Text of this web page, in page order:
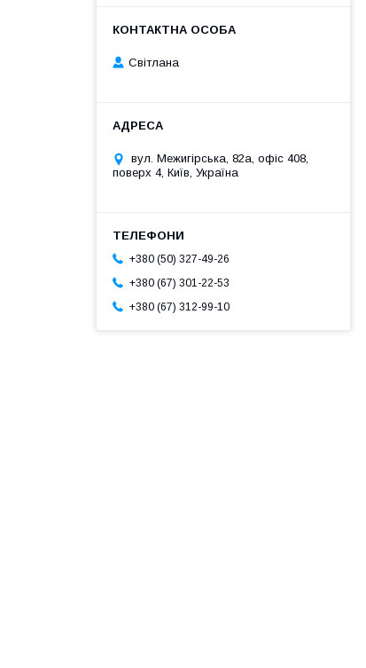
Світлана
вул. Межигірська, 82а, офіс 408,
поверх 4, Київ, Україна
+380 (50) 327-49-26
+380 (67) 301-22-53
+380 (67) 312-99-10